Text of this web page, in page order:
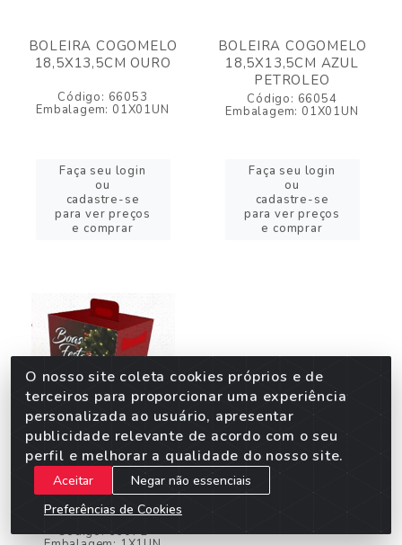
BOLEIRA COGOMELO
18,5X13,5CM OURO
Código: 66053
Embalagem: 01X01UN
Faça seu login
ou
cadastre-se
para ver preços
e comprar
BOLEIRA COGOMELO
18,5X13,5CM AZUL
PETROLEO
Código: 66054
Embalagem: 01X01UN
Faça seu login
ou
cadastre-se
para ver preços
e comprar
CESTA NATAL GG COR 4
35X20X36CM UN
Código: 66072
O nosso site coleta cookies próprios e de
terceiros para proporcionar uma experiência
personalizada ao usuário, apresentar
publicidade relevante de acordo com o seu
perfil e melhorar a qualidade do nosso site.
Aceitar
Negar não essenciais
Preferências de Cookies